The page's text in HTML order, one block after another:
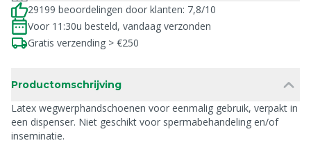
29199 beoordelingen door klanten: 7,8/10
Voor 11:30u besteld, vandaag verzonden
Gratis verzending > €250
Productomschrijving
Latex wegwerphandschoenen voor eenmalig gebruik, verpakt in
een dispenser. Niet geschikt voor spermabehandeling en/of
inseminatie.